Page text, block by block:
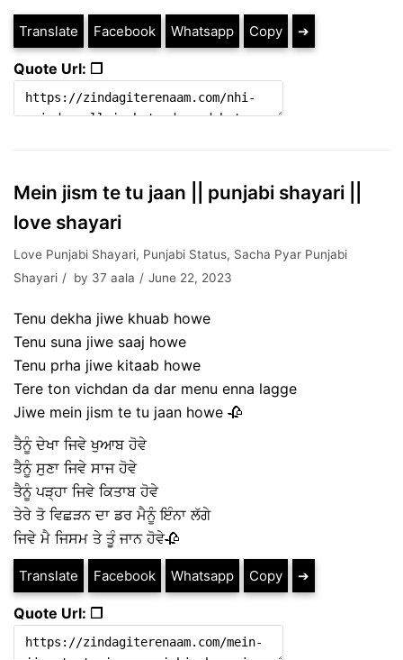
Translate Facebook Whatsapp Copy ➔
Quote Url: ❐
Mein jism te tu jaan || punjabi shayari ||
love shayari
Love Punjabi Shayari, Punjabi Status, Sacha Pyar Punjabi
Shayari
by 37 aala June 22, 2023
Tenu dekha jiwe khuab howe
Tenu suna jiwe saaj howe
Tenu prha jiwe kitaab howe
Tere ton vichdan da dar menu enna lagge
Jiwe mein jism te tu jaan howe 🥀
ਤੈਨੂੰ ਦੇਖਾ ਜਿਵੇ ਖੁਆਬ ਹੋਵੇ
ਤੈਨੂੰ ਸੁਣਾ ਜਿਵੇ ਸਾਜ ਹੋਵੇ
ਤੈਨੂੰ ਪੜ੍ਹਾ ਜਿਵੇ ਕਿਤਾਬ ਹੋਵੇ
ਤੇਰੇ ਤੋ ਵਿਛੜਨ ਦਾ ਡਰ ਮੈਨੂੰ ਇੰਨਾ ਲੱਗੇ
ਜਿਵੇ ਮੈ ਜਿਸਮ ਤੇ ਤੂੰ ਜਾਨ ਹੋਵੇ🥀
Translate Facebook Whatsapp Copy ➔
Quote Url: ❐